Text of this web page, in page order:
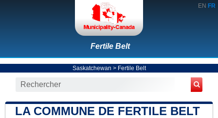
EN FR
Fertile Belt
Saskatchewan > Fertile Belt
LA COMMUNE DE FERTILE BELT